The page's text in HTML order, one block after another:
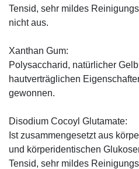
Tensid, sehr mildes
nicht aus.
Xanthan Gum:
Polysaccharid, natürlicher
hautverträglichen
gewonnen.
Disodium Cocoyl Glutamate:
Ist zusammengesetzt aus
und körperidentischen
Tensid, sehr mildes